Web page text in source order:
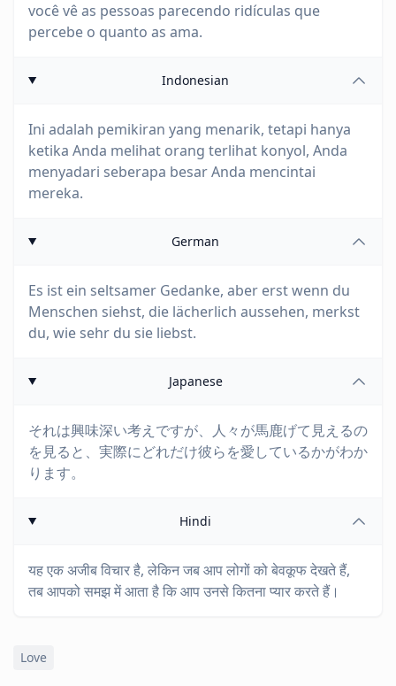
você vê as pessoas parecendo ridículas que
percebe o quanto as ama.
Indonesian
Ini adalah pemikiran yang menarik, tetapi hanya
ketika Anda melihat orang terlihat konyol, Anda
menyadari seberapa besar Anda mencintai
mereka.
German
Es ist ein seltsamer Gedanke, aber erst wenn du
Menschen siehst, die lächerlich aussehen, merkst
du, wie sehr du sie liebst.
Japanese
それは興味深い考えですが、人々が馬鹿げて見えるの
を見ると、実際にどれだけ彼らを愛しているかがわか
ります。
Hindi
यह एक अजीब विचार है, लेकिन जब आप लोगों को बेवकूफ देखते हैं,
तब आपको समझ में आता है कि आप उनसे कितना प्यार करते हैं।
Love